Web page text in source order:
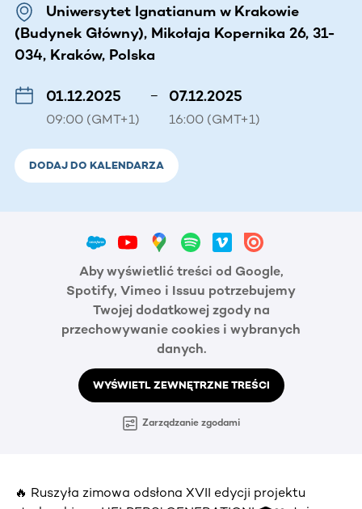
Uniwersytet Ignatianum w Krakowie
(Budynek Główny), Mikołaja Kopernika 26, 31-
034, Kraków, Polska
01.12.2025
09:00 (GMT+1)
– 07.12.2025
16:00 (GMT+1)
DODAJ DO KALENDARZA
Aby wyświetlić treści od Google,
Spotify, Vimeo i Issuu potrzebujemy
Twojej dodatkowej zgody na
przechowywanie cookies i wybranych
danych.
WYŚWIETL ZEWNĘTRZNE TREŚCI
Zarządzanie zgodami
🔥 Ruszyła zimowa odsłona XVII edycji projektu